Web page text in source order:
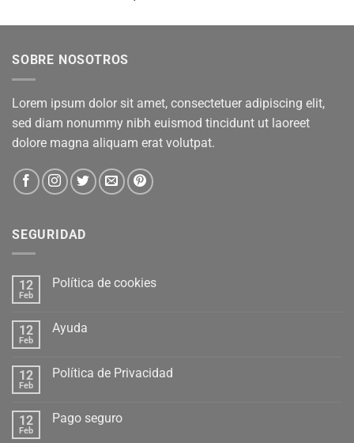
original
29,00 €.
actual
SOBRE NOSOTROS
Lorem ipsum dolor sit amet, consectetuer adipiscing elit,
sed diam nonummy nibh euismod tincidunt ut laoreet
dolore magna aliquam erat volutpat.
SEGURIDAD
12
Feb
Política de cookies
12
Feb
Ayuda
12
Feb
Política de Privacidad
12
Feb
Pago seguro